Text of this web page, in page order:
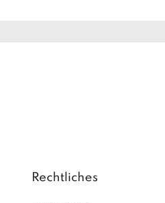
Rechtliches